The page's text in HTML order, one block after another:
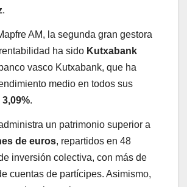
.
AM, la segunda gran gestora
ha sido Kutxabank
vasco Kutxabank, que ha
medio en todos sus
3,09%.
un patrimonio superior a
de euros, repartidos en 48
inversión colectiva, con más de
cuentas de partícipes. Asimismo,